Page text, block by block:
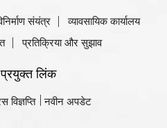
संयंत्र
व्यावसायिक कार्यालय
प्रतिक्रिया और सुझाव
लिंक
विज्ञप्ति नवीन अपडेट